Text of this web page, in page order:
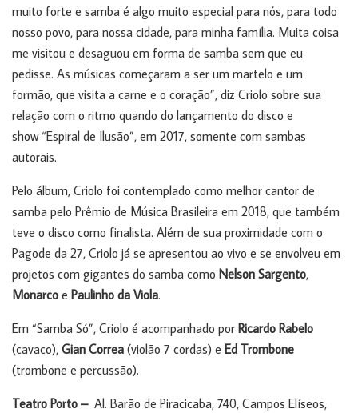
muito forte e samba é algo muito especial para nós, para todo
nosso povo, para nossa cidade, para minha família. Muita coisa
me visitou e desaguou em forma de samba sem que eu
pedisse. As músicas começaram a ser um martelo e um
formão, que visita a carne e o coração”, diz Criolo sobre sua
relação com o ritmo quando do lançamento do disco e
show “Espiral de Ilusão”, em 2017, somente com sambas
autorais.
Pelo álbum, Criolo foi contemplado como melhor cantor de
samba pelo Prêmio de Música Brasileira em 2018, que também
teve o disco como finalista. Além de sua proximidade com o
Pagode da 27, Criolo já se apresentou ao vivo e se envolveu em
projetos com gigantes do samba como Nelson Sargento,
Monarco e Paulinho da Viola.
Em “Samba Só”, Criolo é acompanhado por Ricardo Rabelo
(cavaco), Gian Correa (violão 7 cordas) e Ed Trombone
(trombone e percussão).
Teatro Porto – Al. Barão de Piracicaba, 740, Campos Elíseos,